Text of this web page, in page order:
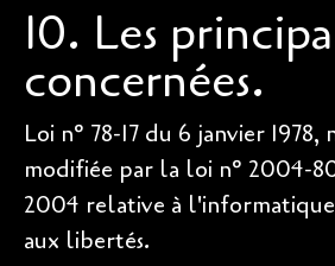
10. Les
concernées.
Loi n° 78-17 du 6 janvier
modifiée par la loi n° 2004-
2004 relative à
aux libertés.